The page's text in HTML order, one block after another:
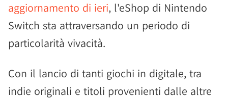
aggiornamento di ieri, l'eShop di Nintendo
Switch sta attraversando un periodo di
particolarità vivacità.
Con il lancio di tanti giochi in digitale, tra
indie originali e titoli provenienti dalle altre